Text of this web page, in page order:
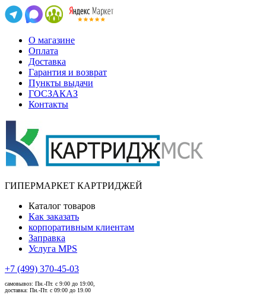
О магазине
Оплата
Доставка
Гарантия и возврат
Пункты выдачи
ГОСЗАКАЗ
Контакты
ГИПЕРМАРКЕТ КАРТРИДЖЕЙ
Каталог товаров
Как заказать
корпоративным клиентам
Заправка
Услуга MPS
+7 (499) 370-45-03
самовывоз: Пн.-Пт. с 9:00 до 19:00,
доставка: Пн.-Пт. с 09:00 до 19.00